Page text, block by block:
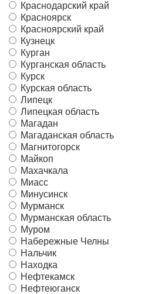
Краснодарский край
Красноярск
Красноярский край
Кузнецк
Курган
Курганская область
Курск
Курская область
Липецк
Липецкая область
Магадан
Магаданская область
Магнитогорск
Майкоп
Махачкала
Миасс
Минусинск
Мурманск
Мурманская область
Муром
Набережные Челны
Нальчик
Находка
Нефтекамск
Нефтеюганск